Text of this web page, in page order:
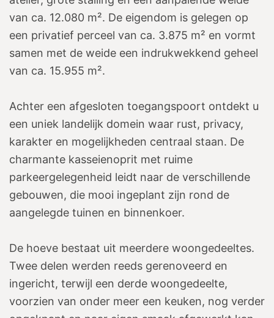
van ca. 12.080 m². De eigendom is gelegen op
een privatief perceel van ca. 3.875 m² en vormt
samen met de weide een indrukwekkend geheel
van ca. 15.955 m².
Achter een afgesloten toegangspoort ontdekt u
een uniek landelijk domein waar rust, privacy,
karakter en mogelijkheden centraal staan. De
charmante kasseienoprit met ruime
parkeergelegenheid leidt naar de verschillende
gebouwen, die mooi ingeplant zijn rond de
aangelegde tuinen en binnenkoer.
De hoeve bestaat uit meerdere woongedeeltes.
Twee delen werden reeds gerenoveerd en
ingericht, terwijl een derde woongedeelte,
voorzien van onder meer een keuken, nog verder